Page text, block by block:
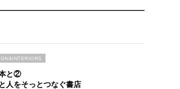
と②
人をそっとつなぐ書店